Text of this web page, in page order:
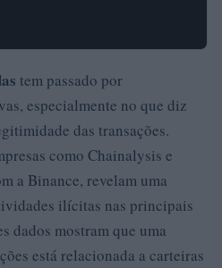
tem passado por
especialmente no que diz
das transações.
como Chainalysis e
a Binance, revelam uma
ilícitas nas principais
dados mostram que uma
está relacionada a carteiras